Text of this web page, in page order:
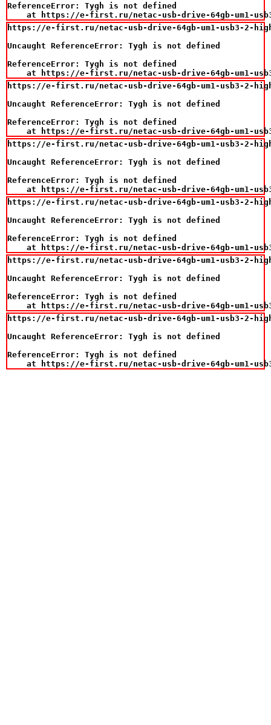
ReferenceError: Tygh is not defined
at https://e-first.ru/netac-usb-drive-64gb-um1-
https://e-first.ru/netac-usb-drive-64gb-um1-usb3-2-
Uncaught ReferenceError: Tygh is not defined
ReferenceError: Tygh is not defined
at https://e-first.ru/netac-usb-drive-64gb-um1-
https://e-first.ru/netac-usb-drive-64gb-um1-usb3-2-
Uncaught ReferenceError: Tygh is not defined
ReferenceError: Tygh is not defined
at https://e-first.ru/netac-usb-drive-64gb-um1-
https://e-first.ru/netac-usb-drive-64gb-um1-usb3-2-
Uncaught ReferenceError: Tygh is not defined
ReferenceError: Tygh is not defined
at https://e-first.ru/netac-usb-drive-64gb-um1-
https://e-first.ru/netac-usb-drive-64gb-um1-usb3-2-
Uncaught ReferenceError: Tygh is not defined
ReferenceError: Tygh is not defined
at https://e-first.ru/netac-usb-drive-64gb-um1-
https://e-first.ru/netac-usb-drive-64gb-um1-usb3-2-
Uncaught ReferenceError: Tygh is not defined
ReferenceError: Tygh is not defined
at https://e-first.ru/netac-usb-drive-64gb-um1-
https://e-first.ru/netac-usb-drive-64gb-um1-usb3-2-
Uncaught ReferenceError: Tygh is not defined
ReferenceError: Tygh is not defined
at https://e-first.ru/netac-usb-drive-64gb-um1-